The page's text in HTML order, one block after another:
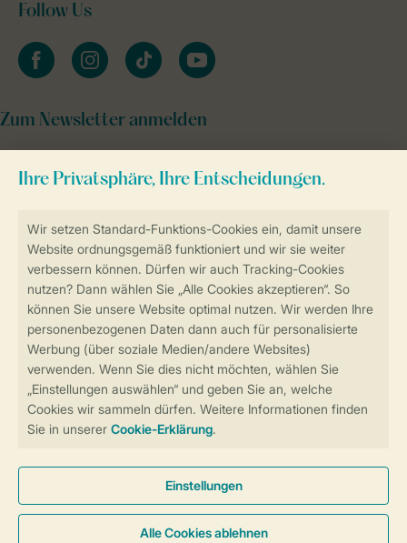
Sicherstellung Deiner Privatsphäre
Sicher und schnell zur Online-Buchung
Sichere Datenübertragung
Sicheres Bezahlen
Follow Us
facebookinstagramtiktok youtube
Zum Newsletter anmelden